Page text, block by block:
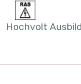
Hochvolt